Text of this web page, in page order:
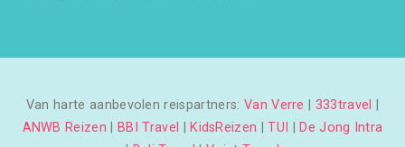
Van harte aanbevolen reispartners: Van Verre 333travel
ANWB Reizen
BBI Travel KidsReizen |TUI
De Jong Intra